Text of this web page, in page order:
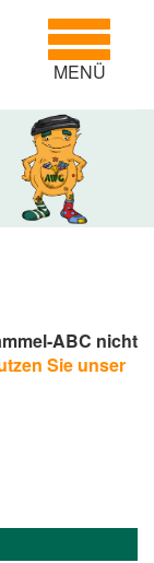
Toggle
MENÜ
ABC nicht
Sie unser